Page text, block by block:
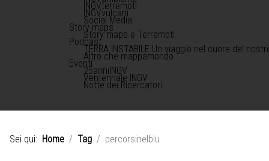
INGVterremoti
INGVvulcani
Social Media
Story maps
Story maps e Terremoti
Podcast
TERRA INSTABILE Un viaggio nel cuore del
Altro che mappamondo
Eventi
25anniINGV
Ventennale INGV
Notte dei Ricercatori
Sei qui: Home Tag percorsinelblu